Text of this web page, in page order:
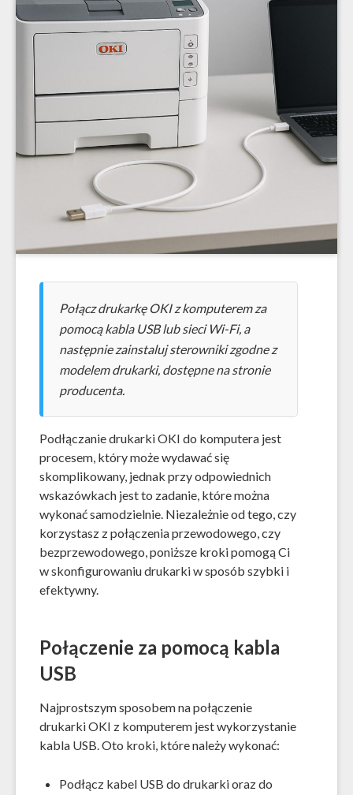
Połącz drukarkę OKI z komputerem za
pomocą kabla USB lub sieci Wi-Fi, a
następnie zainstaluj sterowniki zgodne z
modelem drukarki, dostępne na stronie
producenta.
Podłączanie drukarki OKI do komputera jest
procesem, który może wydawać się
skomplikowany, jednak przy odpowiednich
wskazówkach jest to zadanie, które można
wykonać samodzielnie. Niezależnie od tego, czy
korzystasz z połączenia przewodowego, czy
bezprzewodowego, poniższe kroki pomogą Ci
w skonfigurowaniu drukarki w sposób szybki i
efektywny.
Połączenie za pomocą kabla
USB
Najprostszym sposobem na połączenie
drukarki OKI z komputerem jest wykorzystanie
kabla USB. Oto kroki, które należy wykonać:
Podłącz kabel USB do drukarki oraz do